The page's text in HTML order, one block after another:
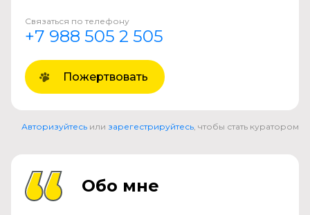
Связаться по телефону
+7 988 505 2 505
Пожертвовать
Авторизуйтесь или зарегестрируйтесь, чтобы стать куратором
Обо мне